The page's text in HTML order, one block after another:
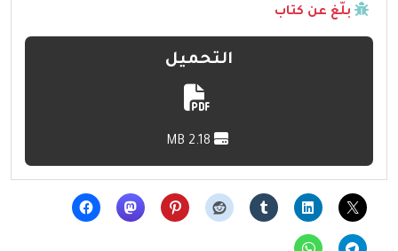
بلّغ عن كتاب
التحميل